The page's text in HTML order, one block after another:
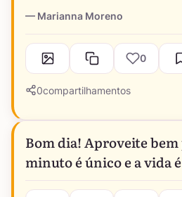
Marianna Moreno
0
0compartilhamentos
Bom dia! Aproveite
minuto é único e a vida